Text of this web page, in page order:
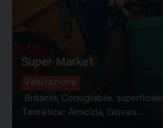
Super Market
Valutazione
Brillante, Consigliabile, superficiale
Tematica: Amicizia, Giovani...